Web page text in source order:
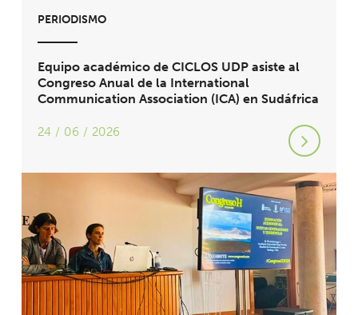
PERIODISMO
Equipo académico de CICLOS UDP asiste al
Congreso Anual de la International
Communication Association (ICA) en Sudáfrica
24 / 06 / 2026